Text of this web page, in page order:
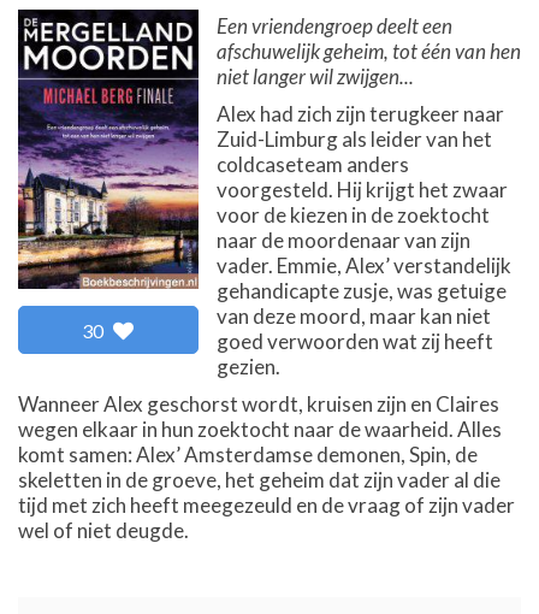
30
Een vriendengroep deelt een
afschuwelijk geheim, tot één van hen
niet langer wil zwijgen...
Alex had zich zijn terugkeer naar
Zuid-Limburg als leider van het
coldcaseteam anders
voorgesteld. Hij krijgt het zwaar
voor de kiezen in de zoektocht
naar de moordenaar van zijn
vader. Emmie, Alex’ verstandelijk
gehandicapte zusje, was getuige
van deze moord, maar kan niet
goed verwoorden wat zij heeft
gezien.
Wanneer Alex geschorst wordt, kruisen zijn en Claires
wegen elkaar in hun zoektocht naar de waarheid. Alles
komt samen: Alex’ Amsterdamse demonen, Spin, de
skeletten in de groeve, het geheim dat zijn vader al die
tijd met zich heeft meegezeuld en de vraag of zijn vader
wel of niet deugde.